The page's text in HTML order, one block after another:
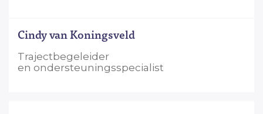
Cindy van Koningsveld
Trajectbegeleider
en ondersteuningsspecialist